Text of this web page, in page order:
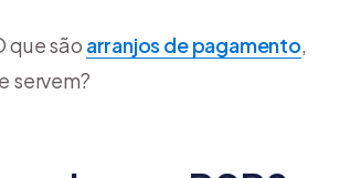
que são arranjos de pagamento,
servem?